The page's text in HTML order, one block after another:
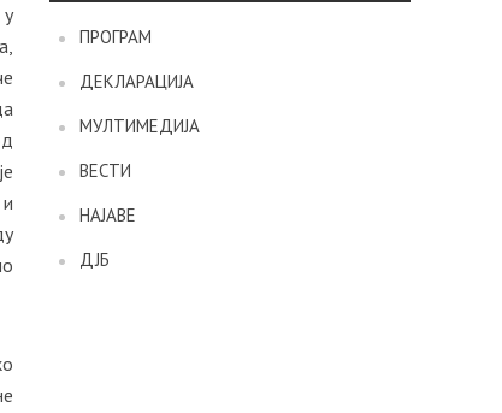
ПРОГРАМ
ДЕКЛАРАЦИЈА
МУЛТИМЕДИЈА
ВЕСТИ
НАЈАВЕ
ДЈБ